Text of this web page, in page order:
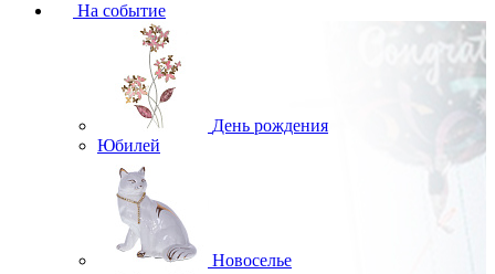
На событие
День рождения
Юбилей
Новоселье